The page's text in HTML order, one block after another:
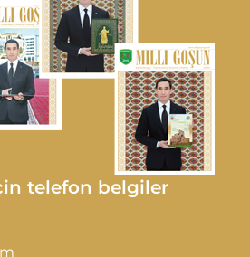
telefon belgiler